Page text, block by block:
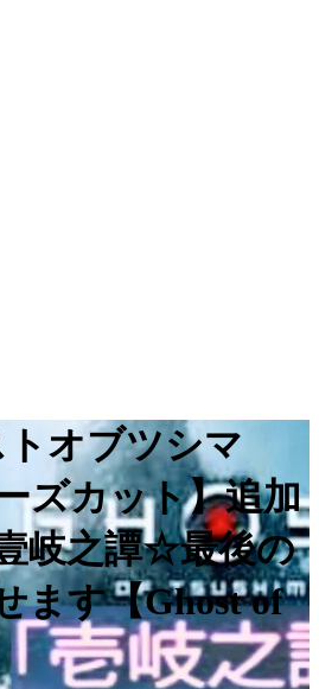
トオブツシマ
ズカット】追加
岐之譚☆最後の
ます【Ghost of